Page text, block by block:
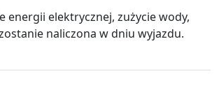
energii elektrycznej, zużycie wody,
naliczona w dniu wyjazdu.